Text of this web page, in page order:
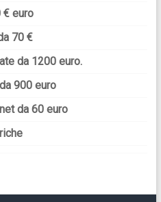
€ euro
70 €
da 1200 euro.
900 euro
da 60 euro